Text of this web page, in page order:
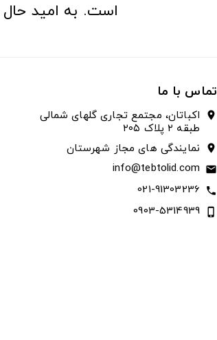
است. به امید
تماس با ما
location_on
اکباتان، مجتمع تجاری گلهای شمالی
طبقه ۲ پلاک ۲۰۵
location_on نمایندگی های مجاز شهرستان
email
info@tebtolid.com
call
021-91303236
phone_iphone
0903-5314939